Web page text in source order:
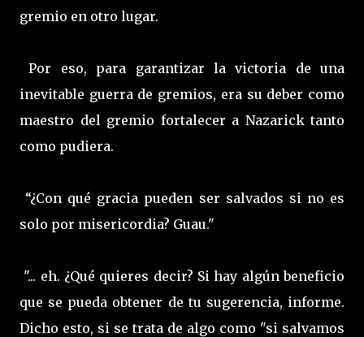
gremio en otro lugar.
Por eso, para garantizar la victoria de una
inevitable guerra de gremios, era su deber como
maestro del gremio fortalecer a Nazarick tanto
como pudiera.
“¿Con qué gracia pueden ser salvados si no es
solo por misericordia? Guau."
"... eh. ¿Qué quieres decir? Si hay algún beneficio
que se pueda obtener de tu sugerencia, informe.
Dicho esto, si se trata de algo como "si salvamos